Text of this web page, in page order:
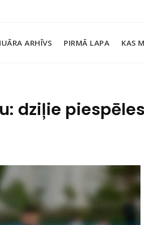
ARHĪVS PIRMĀ LAPA KAS
dziļie